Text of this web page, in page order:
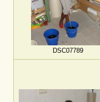
DSC07789